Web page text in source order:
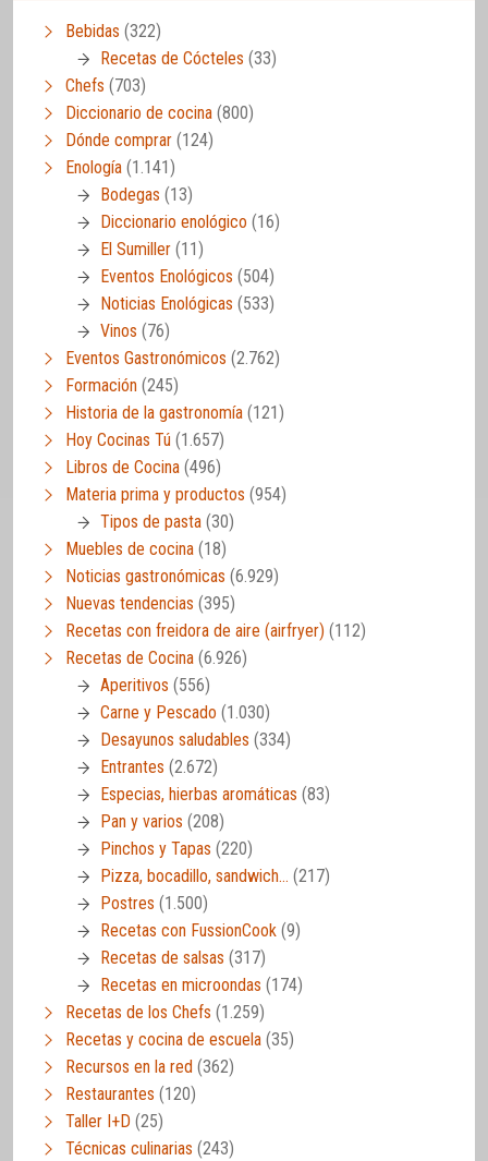
Bebidas (322)
Recetas de Cócteles (33)
Chefs (703)
Diccionario de cocina (800)
Dónde comprar (124)
Enología (1.141)
Bodegas (13)
Diccionario enológico (16)
El Sumiller (11)
Eventos Enológicos (504)
Noticias Enológicas (533)
Vinos (76)
Eventos Gastronómicos (2.762)
Formación (245)
Historia de la gastronomía (121)
Hoy Cocinas Tú (1.657)
Libros de Cocina (496)
Materia prima y productos (954)
Tipos de pasta (30)
Muebles de cocina (18)
Noticias gastronómicas (6.929)
Nuevas tendencias (395)
Recetas con freidora de aire (airfryer) (112)
Recetas de Cocina (6.926)
Aperitivos (556)
Carne y Pescado (1.030)
Desayunos saludables (334)
Entrantes (2.672)
Especias, hierbas aromáticas (83)
Pan y varios (208)
Pinchos y Tapas (220)
Pizza, bocadillo, sandwich… (217)
Postres (1.500)
Recetas con FussionCook (9)
Recetas de salsas (317)
Recetas en microondas (174)
Recetas de los Chefs (1.259)
Recetas y cocina de escuela (35)
Recursos en la red (362)
Restaurantes (120)
Taller I+D (25)
Técnicas culinarias (243)